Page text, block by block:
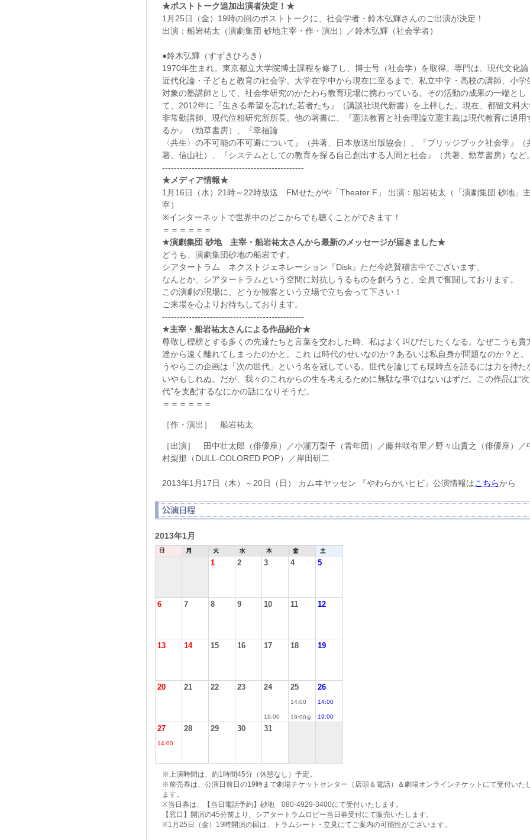
★ポストトーク追加出演者決定！★
1月25日（金）19時の回のポストトークに、社会学者・鈴木弘輝さんのご出演が決定！
出演：船岩祐太（演劇集団 砂地主宰・作・演出）／鈴木弘輝（社会学者）
●鈴木弘輝（すずきひろき）
1970年生まれ。東京都立大学院博士課程を修了し、博士号（社会学）を取得。専門は、現代文化
近代化論・子どもと教育の社会学。大学在学中から現在に至るまで、私立中学・高校の講師、小学
対象の塾講師として、社会学研究のかたわら教育現場に携わっている。その活動の成果の一端とし
て、2012年に『生きる希望を忘れた若者たち』（講談社現代新書）を上梓した。現在、都留文科
非常勤講師、現代位相研究所所長。他の著書に、『憲法教育と社会理論立憲主義は現代教育に通用
るか』（勁草書房）、『幸福論
〈共生〉の不可能の不可避について』（共著、日本放送出版協会）、『ブリッジブック社会学』（
著、信山社）、『システムとしての教育を探る自己創出する人間と社会』（共著、勁草書房）など
------------------------------------------------
★メディア情報★
1月16日（水）21時～22時放送 FMせたがや「Theater F」 出演：船岩祐太（「演劇集団 砂地」
宰）
※インターネットで世界中のどこからでも聴くことができます！
＝＝＝＝＝＝
★演劇集団 砂地 主宰・船岩祐太さんから最新のメッセージが届きました★
どうも、演劇集団砂地の船岩です。
シアタートラム ネクストジェネレーション『Disk』ただ今絶賛稽古中でございます。
なんとか、シアタートラムという空間に対抗しうるものを創ろうと、全員で奮闘しております。
この演劇の現場に、どうか観客という立場で立ち会って下さい！
ご来場を心よりお待ちしております。
------------------------------------------------
★主宰・船岩祐太さんによる作品紹介★
尊敬し標榜とする多くの先達たちと言葉を交わした時、私はよく叫びだしたくなる。なぜこうも貴
達から遠く離れてしまったのかと。これ は時代のせいなのか？あるいは私自身が問題なのか？と
うやらこの企画は「次の世代」という名を冠している。世代を論じても現時点を語るには力を持た
いやもしれぬ。だが、我々のこれからの生を考えるために無駄な事ではないはずだ。この作品は“
代”を支配するなにかの話になりそうだ。
＝＝＝＝＝＝
［作・演出］ 船岩祐太
［出演］ 田中壮太郎（俳優座）／小瀧万梨子（青年団）／藤井咲有里／野々山貴之（俳優座）／
村梨那（DULL-COLORED POP）／岸田研二
2013年1月17日（木）～20日（日） カムヰヤッセン 『やわらかいヒビ』公演情報はこちらから
2013年1月
1 2 3 4 5
6 7 8 9 10 11 12
13 14 15 16 17 18 19
20 21 22 23 24
19:00
25
14:00
19:00◎
26
14:00
19:00
27
14:00
28 29 30 31
※上演時間は、約1時間45分（休憩なし）予定。
※前売券は、公演日前日の19時まで劇場チケットセンター（店頭＆電話）＆劇場オンラインチケットにて受付いた
ます。
※当日券は、【当日電話予約】砂地 080-4929-3400にて受付いたします。
【窓口】開演の45分前より、シアタートラムロビー当日券受付にて販売いたします。
※1月25日（金）19時開演の回は、トラムシート・立見にてご案内の可能性がございます。